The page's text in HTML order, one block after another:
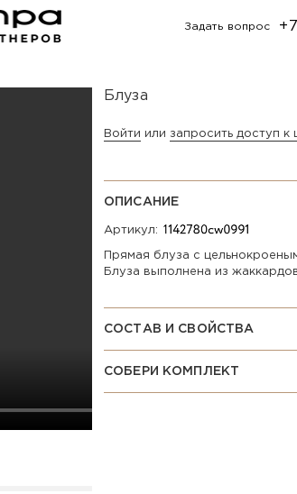
Задать вопрос
Блуза
Войти или запросить доступ к
ОПИСАНИЕ
Артикул:
Прямая блуза с
Блуза выполнена из
СОСТАВ И СВОЙСТВА
СОБЕРИ КОМПЛЕКТ